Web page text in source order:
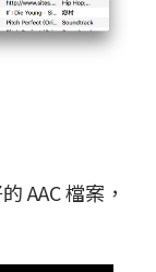
AAC 檔案，